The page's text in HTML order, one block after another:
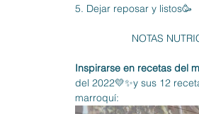
5️. Dejar reposar y listos🥳
NOTAS
Inspirarse en recetas del
del 2022💛✨y sus 12
marroquí: